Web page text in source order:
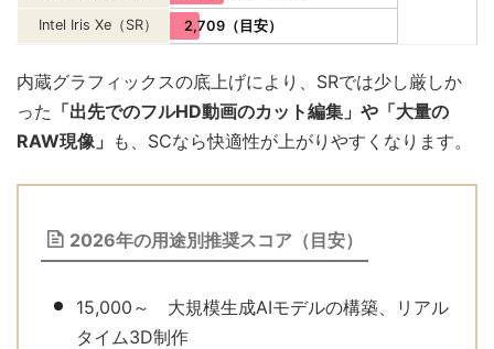
Intel Iris Xe（SR） 2,709（目安）
内蔵グラフィックスの底上げにより、SRでは少し厳しか
った 「出先でのフルHD動画のカット編集」や「大量の
RAW現像」 も、SCなら快適性が上がりやすくなります。
2026年の用途別推奨スコア（目安）
15,000～ 大規模生成AIモデルの構築、リアル
タイム3D制作